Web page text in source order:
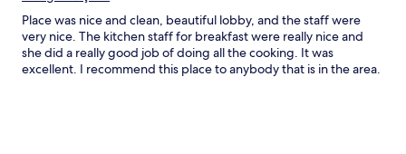
Place was nice and clean, beautiful lobby, and the staff were
very nice. The kitchen staff for breakfast were really nice and
she did a really good job of doing all the cooking. It was
excellent. I recommend this place to anybody that is in the area.